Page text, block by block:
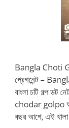
Bangla Choti
প্রেগনেন্ট –
বাংলা চটি গল্প ডট
chodar golpo
বছর আগে, এই